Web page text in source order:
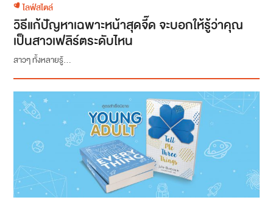
ไลฟ์สไตล์
วิธีแก้ปัญหาเฉพาะหน้าสุดจี๊ด จะบอกให้รู้ว่าคุณ
เป็นสาวเฟลิร์ตระดับไหน
สาวๆ ทั้งหลายรู้...